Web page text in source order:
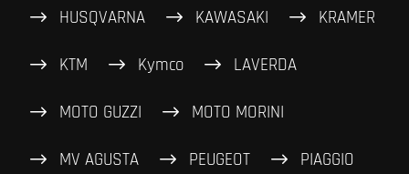
HUSQVARNA KAWASAKI KRAMER
KTM Kymco LAVERDA
MOTO GUZZI MOTO MORINI
MV AGUSTA PEUGEOT PIAGGIO